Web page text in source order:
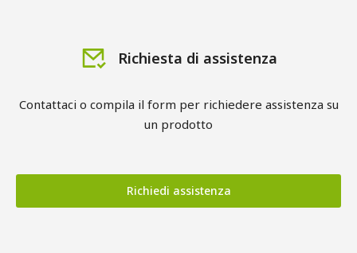
Richiesta di assistenza
Contattaci o compila il form per richiedere assistenza su
un prodotto
Richiedi assistenza